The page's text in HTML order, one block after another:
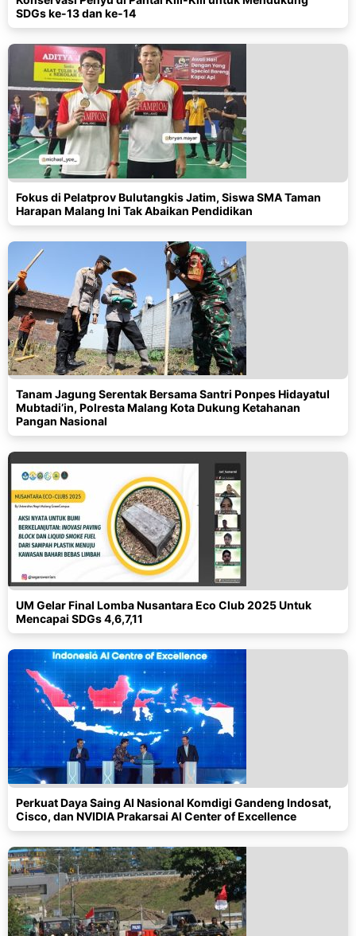
SDGs ke-13 dan ke-14
Fokus di Pelatprov Bulutangkis Jatim, Siswa SMA Taman
Harapan Malang Ini Tak Abaikan Pendidikan
Tanam Jagung Serentak Bersama Santri Ponpes Hidayatul
Mubtadi’in, Polresta Malang Kota Dukung Ketahanan
Pangan Nasional
UM Gelar Final Lomba Nusantara Eco Club 2025 Untuk
Mencapai SDGs 4,6,7,11
Perkuat Daya Saing AI Nasional Komdigi Gandeng Indosat,
Cisco, dan NVIDIA Prakarsai AI Center of Excellence